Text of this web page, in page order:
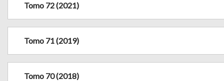
Tomo 72 (2021)
Tomo 71 (2019)
Tomo 70 (2018)